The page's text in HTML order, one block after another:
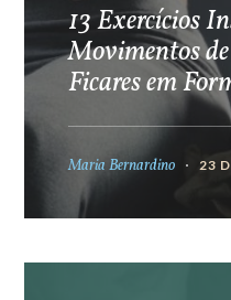
13 Exercícios
Movimentos
Ficares em
Maria Bernardino 23